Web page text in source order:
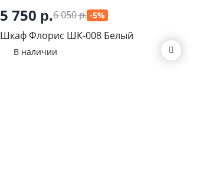
5 750 р.6 050р. -5%
Шкаф Флорис ШК-008 Белый
В наличии